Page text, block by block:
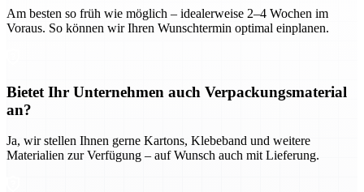
Am besten so früh wie möglich – idealerweise 2–4 Wochen im
Voraus. So können wir Ihren Wunschtermin optimal einplanen.
Bietet Ihr Unternehmen auch Verpackungsmaterial
an?
Ja, wir stellen Ihnen gerne Kartons, Klebeband und weitere
Materialien zur Verfügung – auf Wunsch auch mit Lieferung.